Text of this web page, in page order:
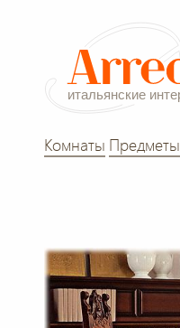
Комнаты Предметы